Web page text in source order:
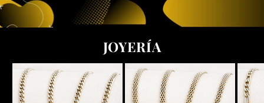
JOYERÍA